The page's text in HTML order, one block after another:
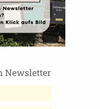
Newsletter